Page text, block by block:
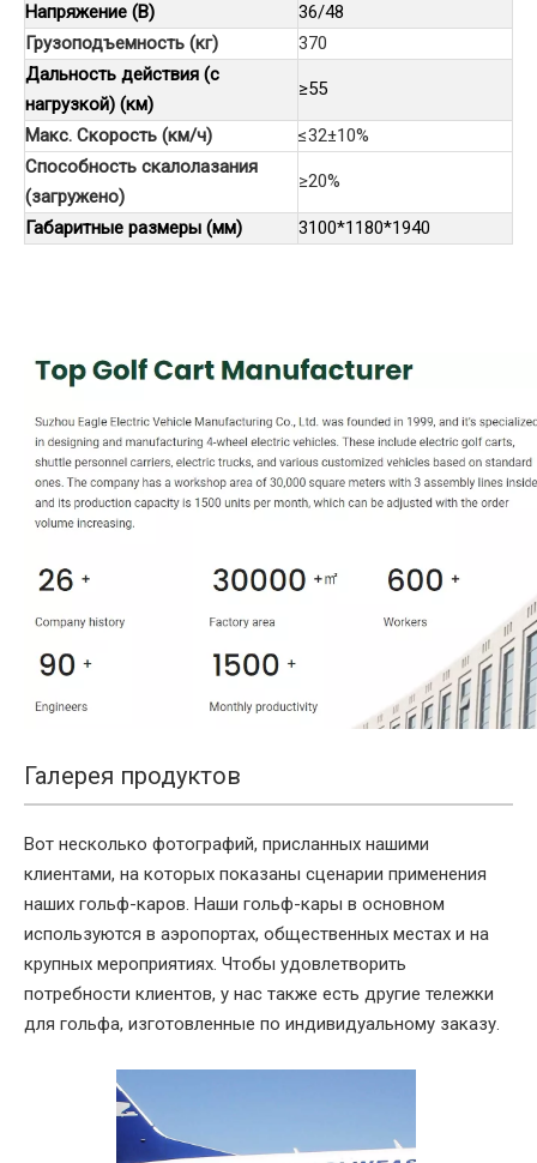
Напряжение (В)
36/48
Грузоподъемность (кг)
370
Дальность действия (с
нагрузкой) (км)
≥55
Макс. Скорость (км/ч)
≤32±10%
Способность скалолазания
(загружено)
≥20%
Габаритные размеры (мм) 3100*1180*1940
Галерея продуктов
Вот несколько фотографий, присланных нашими
клиентами, на которых показаны сценарии применения
наших гольф-каров. Наши гольф-кары в основном
используются в аэропортах, общественных местах и ​​на
крупных мероприятиях. Чтобы удовлетворить
потребности клиентов, у нас также есть другие тележки
для гольфа, изготовленные по индивидуальному заказу.